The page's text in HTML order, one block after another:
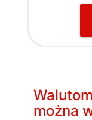
można